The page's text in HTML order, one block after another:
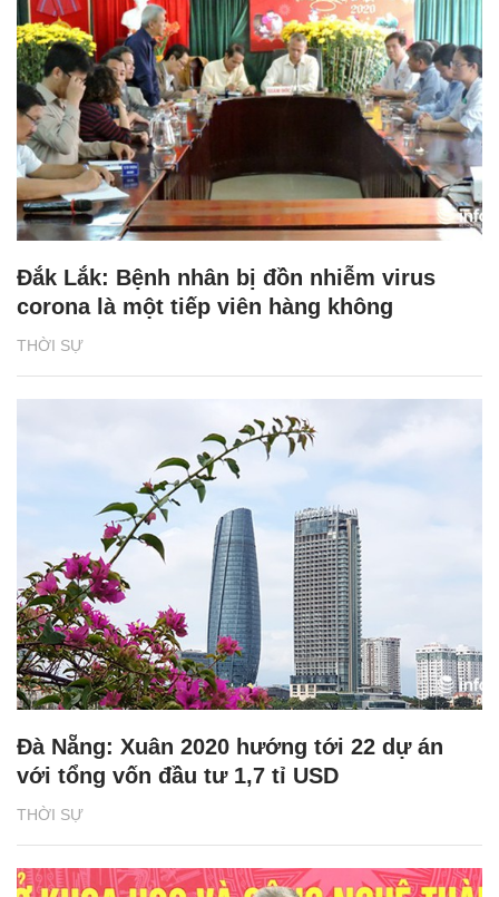
THỜI SỰ
Đắk Lắk: Bệnh nhân bị đồn nhiễm virus
corona là một tiếp viên hàng không
THỜI SỰ
Đà Nẵng: Xuân 2020 hướng tới 22 dự án
với tổng vốn đầu tư 1,7 tỉ USD